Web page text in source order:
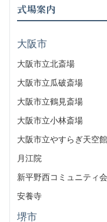
式場案内
大阪市
大阪市立北斎場
大阪市立瓜破斎場
大阪市立鶴見斎場
大阪市立小林斎場
大阪市立やすらぎ天空館
月江院
新平野西コミュニティ
安養寺
堺市